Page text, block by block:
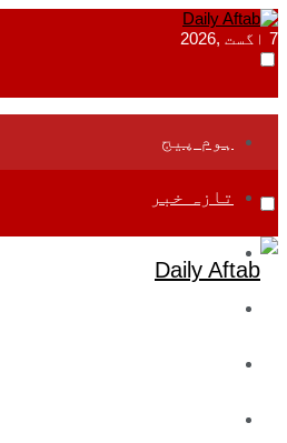
7 اگست ,2026
ہوم پیج
تازہ خبر